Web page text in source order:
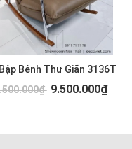
Bênh Thư Giãn 3136T
9.500.000₫